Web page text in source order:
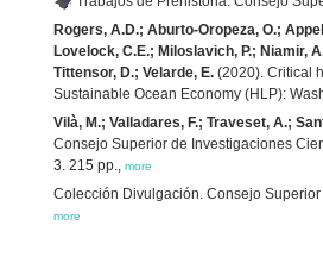
Rogers, A.D.; Aburto-Oropeza, O.;
Lovelock, C.E.; Miloslavich, P.; Niamir,
Tittensor, D.; Velarde, E. (2020). Critical
Sustainable Ocean Economy (HLP):
Vilà, M.; Valladares, F.; Traveset, A.;
Consejo Superior de Investigaciones
3. 215 pp., more
Colección Divulgación. Consejo
more